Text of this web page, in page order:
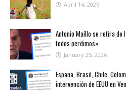
April 14, 2026
Antonio Maíllo se retira de
todos perdimos»
January 25, 2026
España, Brasil, Chile,
intervención de EEUU en